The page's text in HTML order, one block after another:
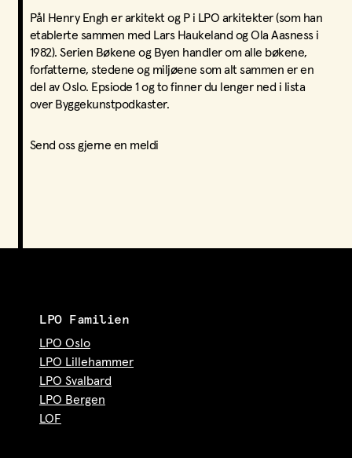
Pål Henry Engh er arkitekt og P i LPO arkitekter (som han
etablerte sammen med Lars Haukeland og Ola Aasness i
1982). Serien Bøkene og Byen handler om alle bøkene,
forfatterne, stedene og miljøene som alt sammen er en
del av Oslo. Epsiode 1 og to finner du lenger ned i lista
over Byggekunstpodkaster.
Send oss gjerne en meldi
LPO Familien
LPO Oslo
LPO Lillehammer
LPO Svalbard
LPO Bergen
LOF